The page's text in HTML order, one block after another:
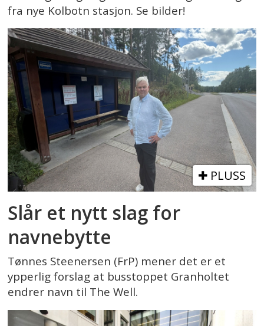
fra nye Kolbotn stasjon. Se bilder!
PLUSS
Slår et nytt slag for
navnebytte
Tønnes Steenersen (FrP) mener det er et
ypperlig forslag at busstoppet Granholtet
endrer navn til The Well.